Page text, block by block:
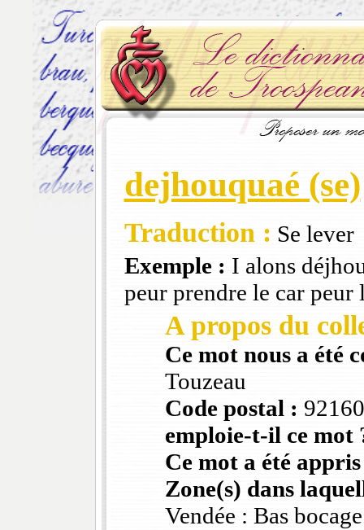
dejhouquaé (se)
Traduction : Se lever
Exemple : I alons
peur prendre le car
A propos du
Ce mot nous a été
Touzeau
Code postal :
emploie-t-il ce mot
Ce mot a été
Zone(s) dans
Vendée : Bas